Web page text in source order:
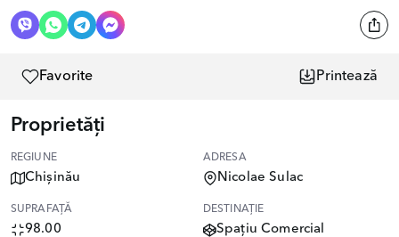
Favorite Printează
Proprietăți
REGIUNE
Chișinău
ADRESA
Nicolae Sulac
SUPRAFAȚĂ
98.00
DESTINAȚIE
Spațiu Comercial